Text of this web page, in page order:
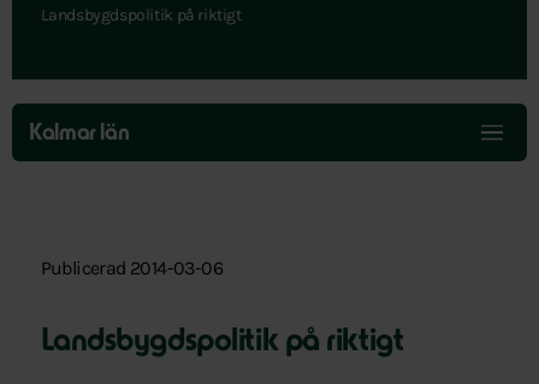
Landsbygdspolitik på riktigt
Hoppa
över
menyn
Kalmar län
Publicerad 2014-03-06
Landsbygdspolitik på riktigt